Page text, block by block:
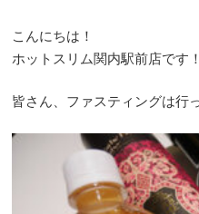
こんにちは！
ホットスリム関内駅前店です！
皆さん、ファスティングは行